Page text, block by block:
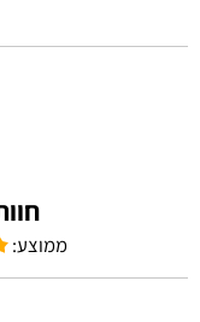
ממוצע: